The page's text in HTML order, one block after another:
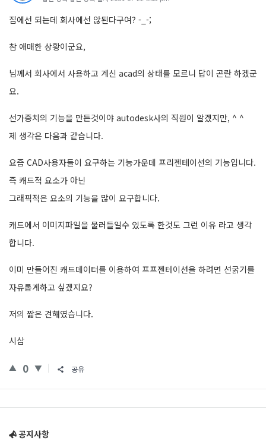
집에선 되는데 회사에선 않된다구여? -_-;
참 애매한 상황이군요,
님께서 회사에서 사용하고 계신 acad의 상태를 모르니 답이 곤란 하겠군
요.
선가중치의 기능을 만든것이야 autodesk사의 직원이 알겠지만, ^ ^
제 생각은 다음과 같습니다.
요즘 CAD사용자들이 요구하는 기능가운데 프리젠테이션의 기능입니다.
즉 캐드적 요소가 아닌
그래픽적은 요소의 기능을 많이 요구합니다.
캐드에서 이미지파일을 물러들일수 있도록 한것도 그런 이유 라고 생각
합니다.
이미 만들어진 캐드데이터를 이용하여 프프젠테이션을 하려면 선굵기를
자유롭게하고 싶겠지요?
저의 짧은 견해였습니다.
시삽
0 공유
공지사항